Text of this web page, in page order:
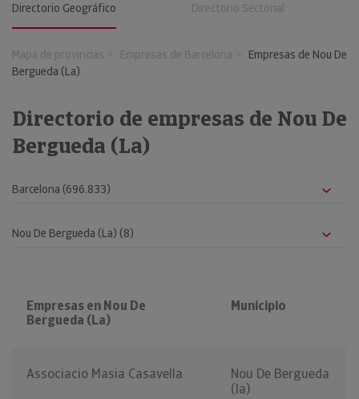
Directorio Geográfico Directorio Sectorial
Mapa de provincias Empresas de Barcelona
Empresas de Nou De
Bergueda (La)
Directorio de empresas de Nou De
Bergueda (La)
Empresas en Nou De
Bergueda (La)
Municipio
Associacio Masia Casavella
Nou De Bergueda
(la)